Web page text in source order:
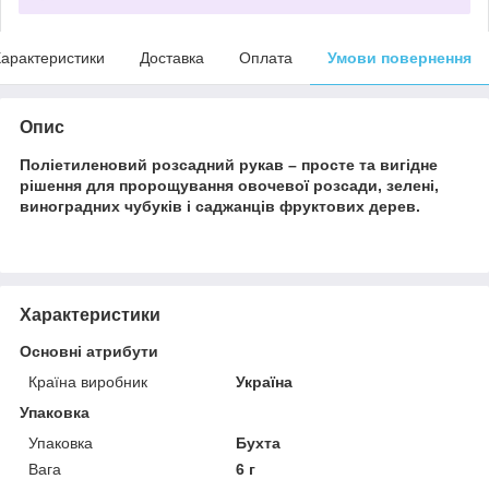
Доставка Оплата Умови повернення
Опис
Поліетиленовий розсадний рукав – просте та вигідне
рішення для пророщування овочевої розсади, зелені,
виноградних чубуків і саджанців фруктових дерев.
Характеристики
Основні атрибути
Країна виробник
Україна
Упаковка
Упаковка
Бухта
Вага
6 г